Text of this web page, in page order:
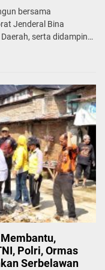
bersama
Jenderal Bina
serta didampingi
Polri, Ormas
Serbelawan